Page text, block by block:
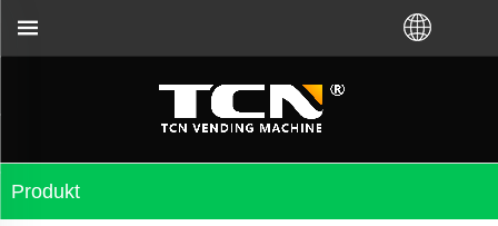
Produkt
od továrny TCN nebo místního distributora.